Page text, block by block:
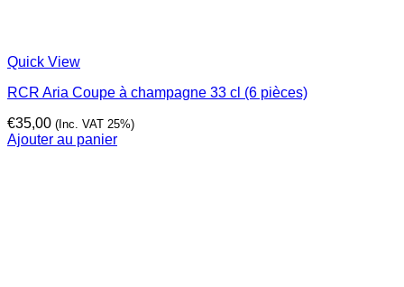
Quick View
RCR Aria Coupe à champagne 33 cl (6 pièces)
€35,00 (Inc. VAT 25%)
Ajouter au panier